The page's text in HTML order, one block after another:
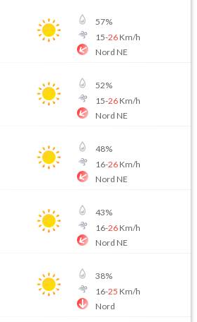
57%
15-26Km/h
Nord NE
52%
15-26Km/h
Nord NE
48%
16-26Km/h
Nord NE
43%
16-26Km/h
Nord NE
38%
16-25 Km/h
Nord